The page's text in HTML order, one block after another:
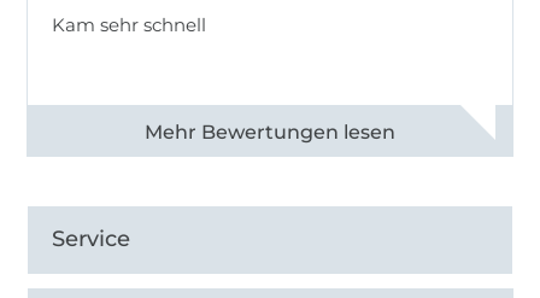
Kam sehr schnell
Alle 82950 Bewertungen ansehen
Service